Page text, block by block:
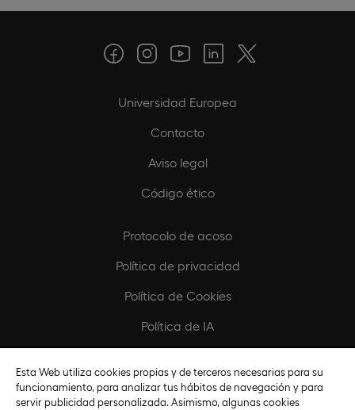
Universidad Europea
Contacto
Aviso legal
Código ético
Protocolo de acoso
Política de privacidad
Política de Cookies
Política de IA
Europeamedia
Esta Web utiliza cookies propias y de terceros necesarias para su
funcionamiento, para analizar tus hábitos de navegación y para
servir publicidad personalizada. Asimismo, algunas cookies